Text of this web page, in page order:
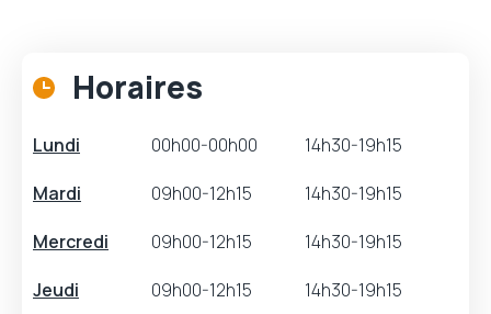
Horaires
Lundi 00h00-00h00
14h30-19h15
Mardi
09h00-12h15
14h30-19h15
Mercredi
09h00-12h15
14h30-19h15
Jeudi
09h00-12h15
14h30-19h15